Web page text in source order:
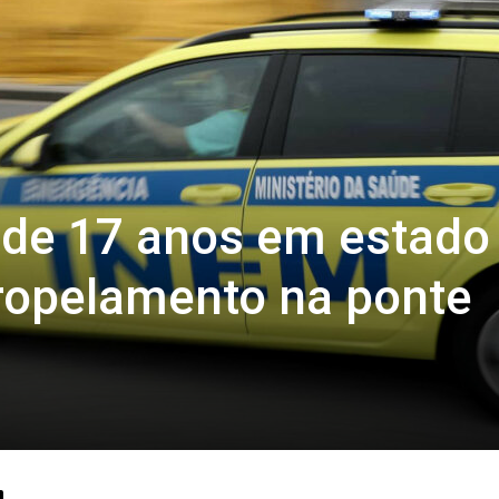
17 anos em estado
na ponte